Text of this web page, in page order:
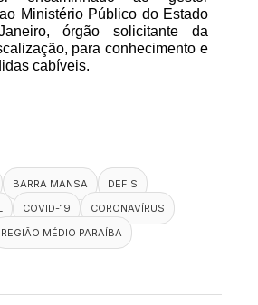
Ministério Público do Estado
órgão solicitante da
para conhecimento e
cabíveis.
BARRA MANSA
DEFIS
COVID-19
CORONAVÍRUS
REGIÃO MÉDIO PARAÍBA